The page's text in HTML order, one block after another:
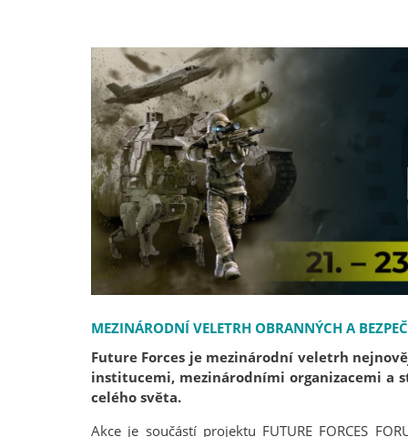
MEZINÁRODNÍ VELETRH OBRANNÝCH A
Future Forces je mezinárodní veletrh
institucemi, mezinárodními organizacemi a
celého světa.
Akce je součástí projektu FUTURE FORCES